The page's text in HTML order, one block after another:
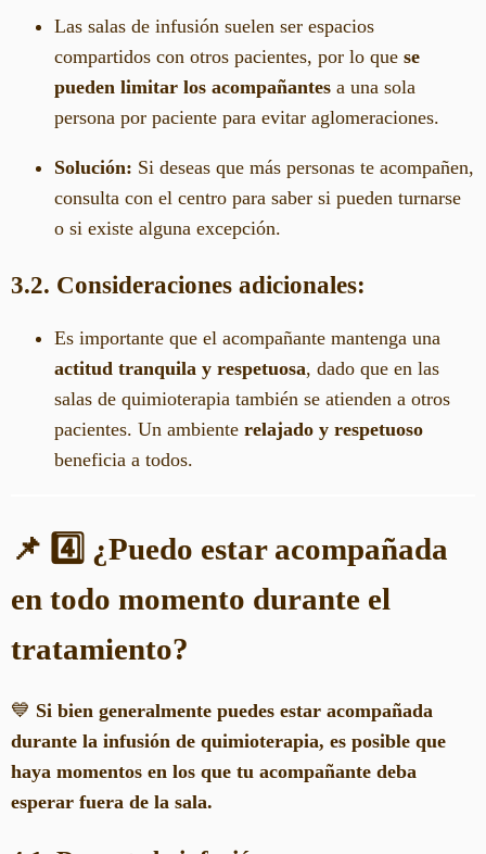
Las salas de infusión suelen ser espacios
compartidos con otros pacientes, por lo que se
pueden limitar los acompañantes a una sola
persona por paciente para evitar aglomeraciones.
Solución: Si deseas que más personas te acompañen,
consulta con el centro para saber si pueden turnarse
o si existe alguna excepción.
3.2. Consideraciones adicionales:
Es importante que el acompañante mantenga una
actitud tranquila y respetuosa, dado que en las
salas de quimioterapia también se atienden a otros
pacientes. Un ambiente relajado y respetuoso
beneficia a todos.
📌 4️⃣ ¿Puedo estar acompañada
en todo momento durante el
tratamiento?
💙 Si bien generalmente puedes estar acompañada
durante la infusión de quimioterapia, es posible que
haya momentos en los que tu acompañante deba
esperar fuera de la sala.